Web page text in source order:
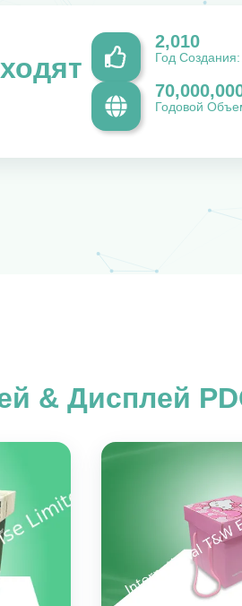
2,010
Год Создания:
Годовой
& Дисплей
Tray
коробки
Decorative Pink